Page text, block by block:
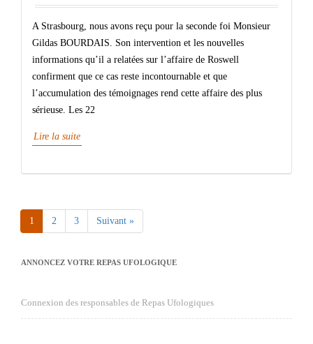
A Strasbourg, nous avons reçu pour la seconde foi Monsieur
Gildas BOURDAIS. Son intervention et les nouvelles
informations qu’il a relatées sur l’affaire de Roswell
confirment que ce cas reste incontournable et que
l’accumulation des témoignages rend cette affaire des plus
sérieuse. Les 22
Lire la suite
Page
1 Page
2 Page
3 Suivant »
ANNONCEZ VOTRE REPAS UFOLOGIQUE
Connexion des responsables de Repas Ufologiques